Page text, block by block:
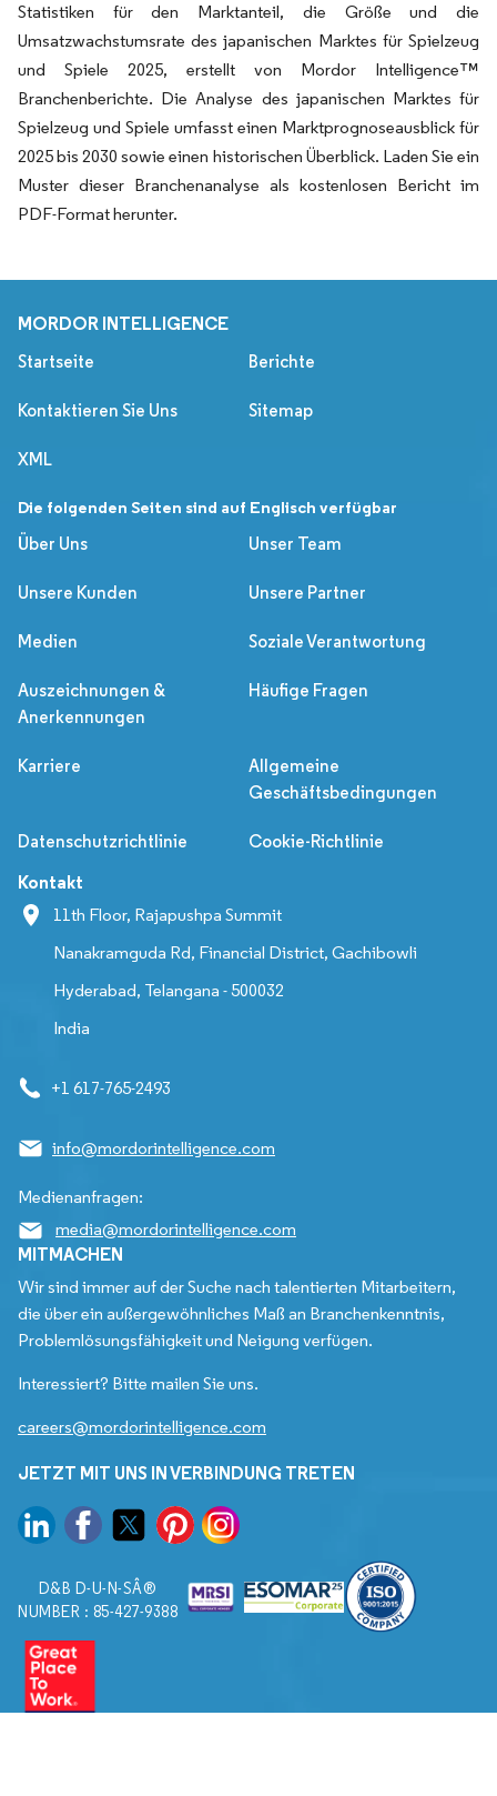
Statistiken für den Marktanteil, die Größe und die
Umsatzwachstumsrate des japanischen Marktes für Spielzeug
und Spiele 2025, erstellt von Mordor Intelligence™
Branchenberichte. Die Analyse des japanischen Marktes für
Spielzeug und Spiele umfasst einen Marktprognoseausblick für
2025 bis 2030 sowie einen historischen Überblick. Laden Sie ein
Muster dieser Branchenanalyse als kostenlosen Bericht im
PDF-Format herunter.
MORDOR INTELLIGENCE
Startseite Berichte
Kontaktieren Sie Uns Sitemap
XML
Die folgenden Seiten sind auf Englisch verfügbar
Über Uns
Unser Team
Unsere Kunden Unsere Partner
Medien Soziale Verantwortung
Auszeichnungen &
Anerkennungen
Häufige Fragen
Karriere
Allgemeine
Geschäftsbedingungen
Datenschutzrichtlinie Cookie-Richtlinie
Kontakt
11th Floor, Rajapushpa Summit
Nanakramguda Rd, Financial District, Gachibowli
Hyderabad, Telangana - 500032
India
+1 617-765-2493
info@mordorintelligence.com
Medienanfragen:
media@mordorintelligence.com
MITMACHEN
Wir sind immer auf der Suche nach talentierten Mitarbeitern,
die über ein außergewöhnliches Maß an Branchenkenntnis,
Problemlösungsfähigkeit und Neigung verfügen.
Interessiert? Bitte mailen Sie uns.
careers@mordorintelligence.com
JETZT MIT UNS IN VERBINDUNG TRETEN
D&B D-U-N-SÂ®
NUMBER : 85-427-9388